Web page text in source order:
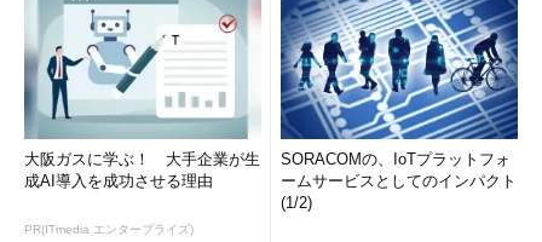
大阪ガスに学ぶ！ 大手企業が生
成AI導入を成功させる理由
PR(ITmedia エンタープライズ)
SORACOMの、IoTプラットフォ
ームサービスとしてのインパクト
(1/2)